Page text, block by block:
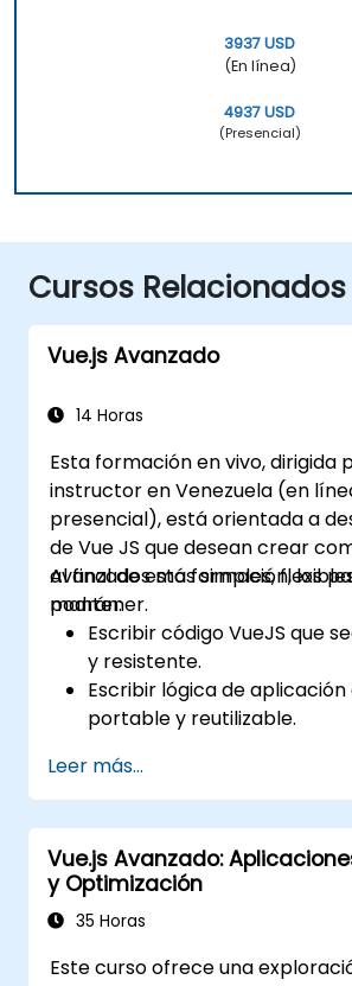
3937 USD
(En línea)
4937 USD
(Presencial)
Cursos Relacionados
Vue.js Avanzado
14 Horas
Esta formación en vivo, dirigida
instructor en Venezuela (en
presencial), está orientada a
de Vue JS que desean crear
avanzados más simples,
mantener.
Al final de esta formación, los
podrán:
Escribir código VueJS que
y resistente.
Escribir lógica de aplicación
portable y reutilizable.
personalizados evitando
innecesarias.
Leer más...
Vue.js Avanzado:
y Optimización
35 Horas
Este curso ofrece una